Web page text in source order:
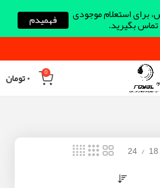
0 ۰تومان
18
24
برای استعلام موجودی
بگیرید. فهمیدم